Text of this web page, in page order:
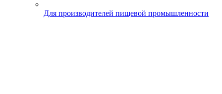
Для производителей пищевой промышленности